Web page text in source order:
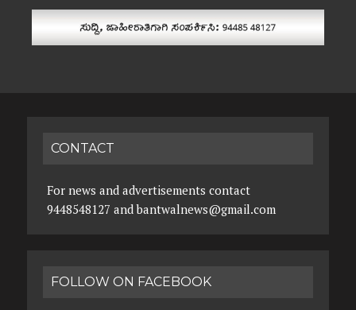
CONTACT
For news and advertisements contact
9448548127 and bantwalnews@gmail.com
FOLLOW ON FACEBOOK